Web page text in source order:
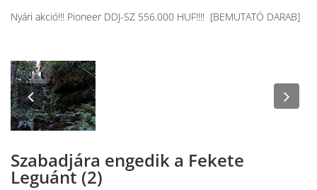
Nyári akció!!! Pioneer DDJ-SZ 556.000 HUF!!!! [BEMUTATÓ DARAB]
Previous
Szabadjára engedik a Fekete
Leguánt (2)